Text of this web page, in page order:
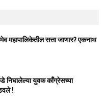
महापालिकेतील सत्ता जाणार? एकनाथ
निघालेल्या युवक काँग्रेसच्या
!